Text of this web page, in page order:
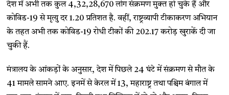
देश में अभी तक कुल 4,32,28,670 लोग संक्रमण मुक्त हो चुके हैं और
कोविड-19 से मृत्यु दर 1.20 प्रतिशत है. वहीं, राष्ट्रव्यापी टीकाकरण अभियान
के तहत अभी तक कोविड-19 रोधी टीकों की 202.17 करोड़ खुराकें दी जा
चुकी हैं.
मंत्रालय के आंकड़ों के अनुसार, देश में पिछले 24 घंटे में संक्रमण से मौत के
41 मामले सामने आए. इनमें से केरल में 13, महाराष्ट्र तथा पश्चिम बंगाल में